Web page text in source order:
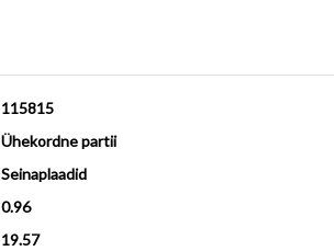
115815
Ühekordne partii
Seinaplaadid
0.96
19.57